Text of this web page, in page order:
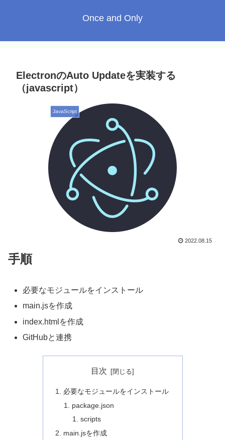
Once and Only
ElectronのAuto Updateを実装する
（javascript）
JavaScript
2022.08.15
手順
必要なモジュールをインストール
main.jsを作成
index.htmlを作成
GitHubと連携
目次
必要なモジュールをインストール
package.json
scripts
main.jsを作成